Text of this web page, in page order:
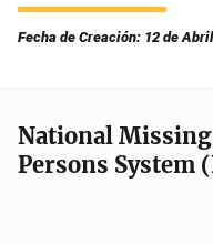
Fecha de Creación: 12 de
National
Persons System